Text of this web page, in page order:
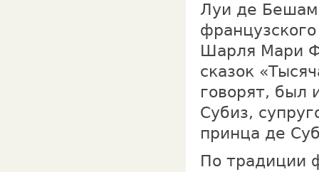
Луи де
Шарля Мари
сказок
говорят, был
Субиз,
принца де
По традиции